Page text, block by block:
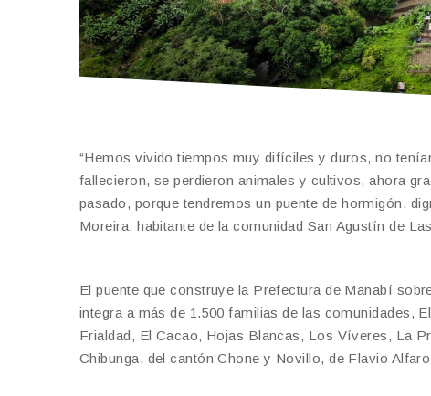
“Hemos vivido tiempos muy difíciles y duros, no
fallecieron, se perdieron animales y cultivos, ahora
pasado, porque tendremos un puente de hormigón,
Moreira, habitante de la comunidad San Agustín de
El puente que construye la Prefectura de Manabí
integra a más de 1.500 familias de las comunidades,
Frialdad, El Cacao, Hojas Blancas, Los Víveres, La
Chibunga, del cantón Chone y Novillo, de Flavio